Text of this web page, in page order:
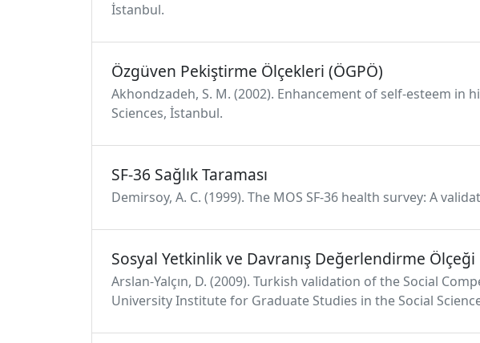
İstanbul.
Özgüven Pekiştirme Ölçekleri (ÖGPÖ)
Akhondzadeh, S. M. (2002). Enhancement of self-esteem
Sciences, İstanbul.
SF-36 Sağlık Taraması
Demirsoy, A. C. (1999). The MOS SF-36 health survey: A
Sosyal Yetkinlik ve Davranış Değerlendirme Ölçeği
Arslan-Yalçın, D. (2009). Turkish validation of the Social
University Institute for Graduate Studies in the Social